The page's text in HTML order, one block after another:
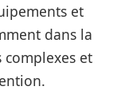
et
dans la
et